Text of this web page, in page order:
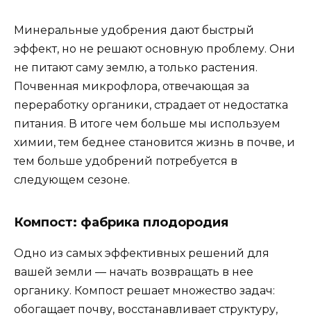
Минеральные удобрения дают быстрый
эффект, но не решают основную проблему. Они
не питают саму землю, а только растения.
Почвенная микрофлора, отвечающая за
переработку органики, страдает от недостатка
питания. В итоге чем больше мы используем
химии, тем беднее становится жизнь в почве, и
тем больше удобрений потребуется в
следующем сезоне.
Компост: фабрика плодородия
Одно из самых эффективных решений для
вашей земли — начать возвращать в нее
органику. Компост решает множество задач:
обогащает почву, восстанавливает структуру,